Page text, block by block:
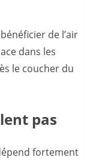
de l’air
dans les
le coucher du
pas
fortement